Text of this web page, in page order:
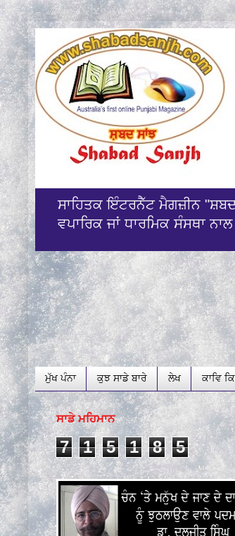
ਸਾਹਿਤਕ ਇੰਟਰਨੈੱਟ ਮੈਗਜ਼ੀਨ "ਸ਼ਬਦ
ਵਪਾਰਿਕ ਜਾਂ ਧਾਰਮਿਕ ਸੰਸਥਾ
ਮੁੱਖ ਪੰਨਾ ਕੁਝ ਸਾਡੇ ਬਾਰੇ ਲੇਖ ਕਾਵਿ
ਸਾਡੇ ਮਹਿਮਾਨ
7 1 5 1 8 5